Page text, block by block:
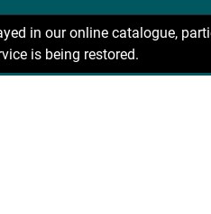
in our online catalogue,
is being restored.